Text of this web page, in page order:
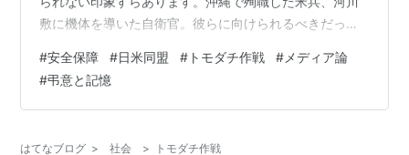
敷に機体を導いた自衛官。彼らに向けられるべきだった
来事を通して、この国が “誰の死を語らなくなったのか”
を問い直します。 目次 ● 弔意が消えた空間 ーー 米軍ヘ
リ墜落報道に感じた違和感 ● 人間を矮小化してはならな
#安全保障 #日米同盟 # トモダチ作戦 # メディア論
#弔意と記憶
はてなブログ > 社会 > トモダチ作戦